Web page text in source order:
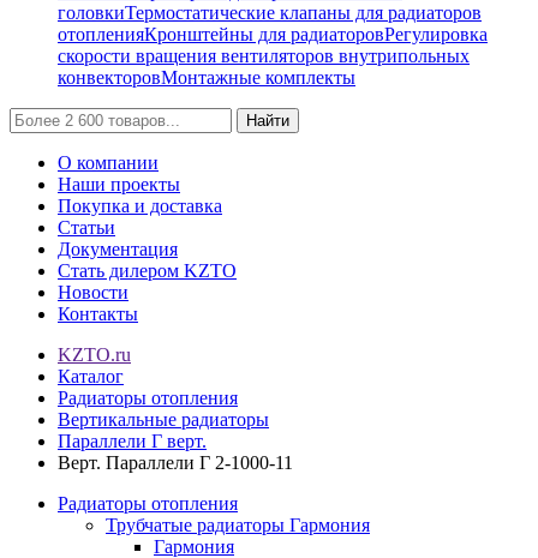
головкиТермостатические клапаны для радиаторов
отопленияКронштейны для радиаторовРегулировка
скорости вращения вентиляторов внутрипольных
конвекторовМонтажные комплекты
Найти
О компании
Наши проекты
Покупка и доставка
Статьи
Документация
Стать дилером KZTO
Новости
Контакты
KZTO.ru
Каталог
Радиаторы отопления
Вертикальные радиаторы
Параллели Г верт.
Верт. Параллели Г 2-1000-11
Радиаторы отопления
Трубчатые радиаторы Гармония
Гармония